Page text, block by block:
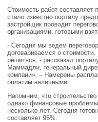
Стоимость работ составляет
стало известно порталу
застройщик проводит
организациями, готовыми
- Сегодня мы ведем
договариваемся о
решиться, - рассказал
Маммадли, генеральный
компани». – Намерены
оплатим наличными.
Напомним, что
однако финансовые
несколько лет. Сегодня
составляет 96%.